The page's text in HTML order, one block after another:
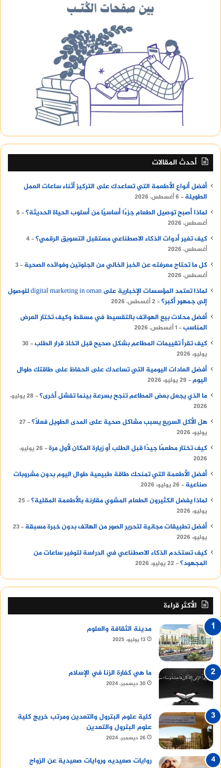
أحدث المقالات
أفضل أنواع الأطعمة التي تساعدك على التركيز أثناء ساعات العمل
الطويلة
6 أغسطس، 2026
لماذا أصبح توصيل الطعام جزءًا أساسيًا من أسلوب الحياة الحديثة؟
5
أغسطس، 2026
كيف تغير أدوات الذكاء الاصطناعي مستقبل التسويق الرقمي؟ 4
أغسطس، 2026
كل ما تحتاج معرفته عن الخبز الخالي من الجلوتين وفوائده الصحية
3
أغسطس، 2026
لماذا تعتمد المؤسسات الإخبارية على digital marketing in oman للوصول
إلى جمهور أكبر؟ 2 أغسطس، 2026
أفضل محلات بيع الهواتف بالتقسيط في مسقط وكيف تختار العرض
المناسب 1 أغسطس، 2026
كيف تقرأ تقييمات المطاعم بشكل صحيح قبل اتخاذ قرار الطلب
30
يوليو، 2026
أفضل العادات اليومية التي تساعدك على الحفاظ على طاقتك طوال
اليوم
29 يوليو، 2026
ما الذي يجعل بعض المطاعم تنجح بسرعة بينما تفشل أخرى؟
28 يوليو،
2026
هل الأكل السريع يسبب مشاكل صحية على المدى الطويل فعلًا؟ 27
يوليو، 2026
كيف تختار مطعمًا جيدًا قبل الطلب أو زيارة المكان لأول مرة
26 يوليو،
2026
أفضل الأطعمة التي تمنحك طاقة طبيعية طوال اليوم بدون مشروبات
صناعية
26 يوليو، 2026
لماذا يفضل الكثيرون الطعام المشوي مقارنة بالأطعمة المقلية؟
25
يوليو، 2026
أفضل تطبيقات مجانية لتحرير الصور من الهاتف بدون خبرة مسبقة
23
يوليو، 2026
كيف تستخدم الذكاء الاصطناعي في الدراسة لتوفير ساعات من
المجهود؟ 22 يوليو، 2026
الأكثر قراءة
مدينة الثقافة والعلوم
13 يوليو، 2025
ما هي كفارة الزنا في الإسلام
30 ديسمبر، 2024
كلية علوم البترول والتعدين ومرتب خريج كلية
علوم البترول والتعدين
26 ديسمبر، 2024
روايات صعيديه وروايات صعيدية عن الزواج